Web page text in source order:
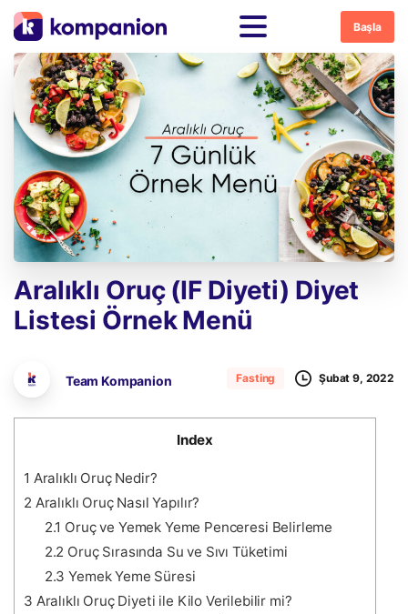
Başla
Aralıklı Oruç (IF Diyeti) Diyet
Listesi ÖrnekMenü
Team Kompanion Fasting Şubat 9, 2022
Index
1 Aralıklı Oruç Nedir?
2 Aralıklı Oruç Nasıl Yapılır?
2.1 Oruç ve Yemek Yeme Penceresi Belirleme
2.2 Oruç Sırasında Su ve Sıvı Tüketimi
2.3 Yemek Yeme Süresi
3 Aralıklı Oruç Diyeti ile Kilo Verilebilir mi?